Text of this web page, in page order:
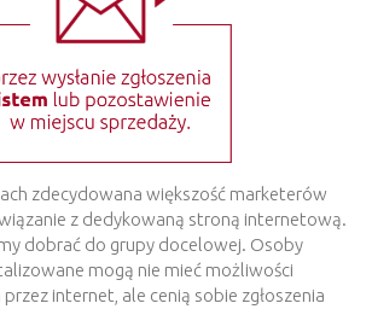
zdecydowana większość marketerów
z dedykowaną stroną internetową.
dobrać do grupy docelowej. Osoby
mogą nie mieć możliwości
internet, ale cenią sobie zgłoszenia